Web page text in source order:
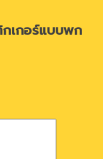
เกอร์แบบพก